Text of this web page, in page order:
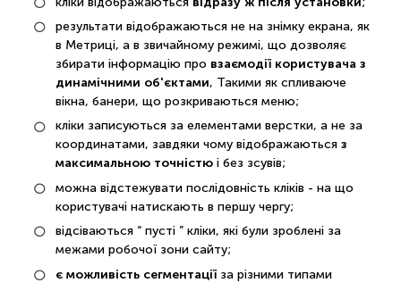
результати відображаються не на знімку екрана, як
в Метриці, а в звичайному режимі, що дозволяє
збирати інформацію про взаємодії користувача з
динамічними об'єктами, Такими як спливаюче
вікна, банери, що розкриваються меню;
кліки записуються за елементами верстки, а не за
координатами, завдяки чому відображаються з
максимальною точністюі без зсувів;
можна відстежувати послідовність кліків - на що
користувачі натискають в першу чергу;
відсіваються “ пусті ” кліки, які були зроблені за
межами робочої зони сайту;
є можливість сегментаціїза різними типами